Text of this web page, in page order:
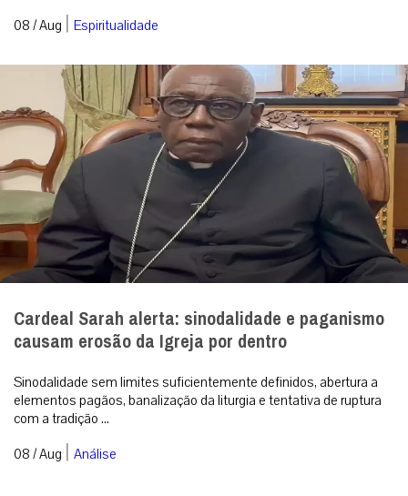
08 / Aug | Espiritualidade
Cardeal Sarah alerta: sinodalidade e paganismo
causam erosão da Igreja por dentro
Sinodalidade sem limites suficientemente definidos, abertura a
elementos pagãos, banalização da liturgia e tentativa de ruptura
com a tradição ...
08 / Aug | Análise